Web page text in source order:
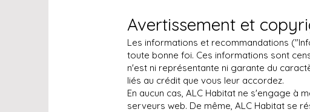
Avertissement et
Les informations et recommandations
toute bonne foi. Ces informations sont
n'est ni représentante ni garante du
liés au crédit que vous leur accordez.
En aucun cas, ALC Habitat ne s'engage
serveurs web. De même, ALC Habitat se